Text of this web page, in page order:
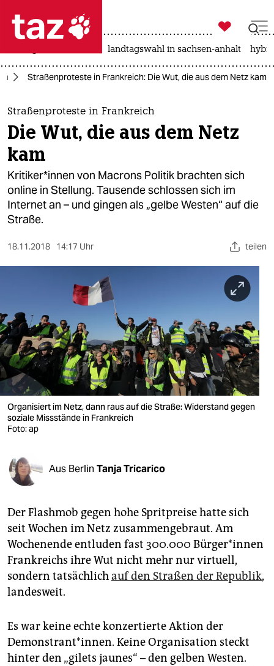
 taz zahl ich
taz zahl ich
themen
politik
öko
gesellschaft
kultur
sport
wahrheit
verlag
verlag
veranstaltungen
shop
unterstützen
genossenschaft
epaper login

taz zahl ich
landtagswahl in sachsen-anhalt
Straßenproteste in Frankreich: Die Wut, die aus dem Netz kam
Straßenproteste in Frankreich
Die Wut, die aus dem Netz
kam
Kritiker*innen von Macrons Politik brachten sich
online in Stellung. Tausende schlossen sich im
Internet an – und gingen als „gelbe Westen“ auf die
Straße.
18.11.2018 14:17 Uhr teilen
Organisiert im Netz, dann raus auf die Straße: Widerstand gegen
soziale Missstände in Frankreich
Foto: ap
Aus Berlin Tanja Tricarico
Der Flashmob gegen hohe Spritpreise hatte sich
seit Wochen im Netz zusammengebraut. Am
Wochenende entluden fast 300.000 Bürger*innen
Frankreichs ihre Wut nicht mehr nur virtuell,
sondern tatsächlichauf den Straßen der Republik,
landesweit.
Es war keine echte konzertierte Aktion der
Demonstrant*innen. Keine Organisation steckt
hinter den „gilets jaunes“ – den gelben Westen.